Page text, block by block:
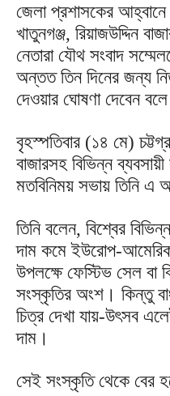
জেলা প্রশাসকের
খাতুনগঞ্জ, রিয়াজউদ্দিন
নেতারা যৌথ সংবাদ
অন্তত তিন দিনের জন্য
দেওয়ার ঘোষণা দেবেন
বৃহস্পতিবার (১৪ মে)
বাজারসহ বিভিন্ন
মতবিনিময় সভায় তিনি এ
তিনি বলেন, বিশ্বের
দাম কমে ইউরোপ-
উপলক্ষে ফেস্টিভ সেল বা
সংস্কৃতির অংশ। কিন্তু
চিত্র দেখা যায়-উৎসব
দাম।
সেই সংস্কৃতি থেকে বের